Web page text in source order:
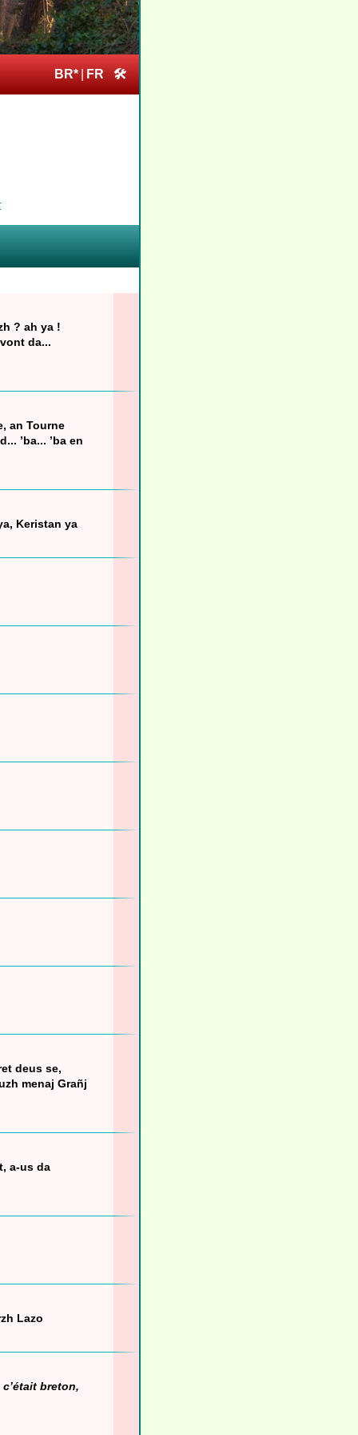
BR*| FR 🛠
? ah ya !
da...
an Tourne
’ba... ’ba en
Keristan ya
deus se,
menaj Grañj
a-us da
Lazo
c’était breton,